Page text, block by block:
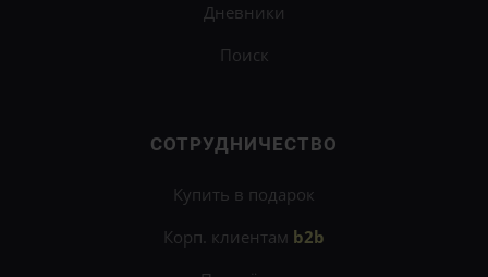
Дневники
Поиск
СОТРУДНИЧЕСТВО
Купить в подарок
Корп. клиентам b2b